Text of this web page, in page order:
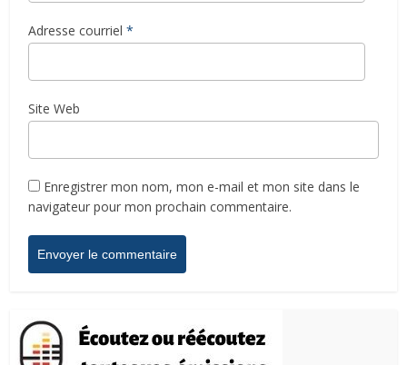
Adresse courriel *
Site Web
Enregistrer mon nom, mon e-mail et mon site dans le
navigateur pour mon prochain commentaire.